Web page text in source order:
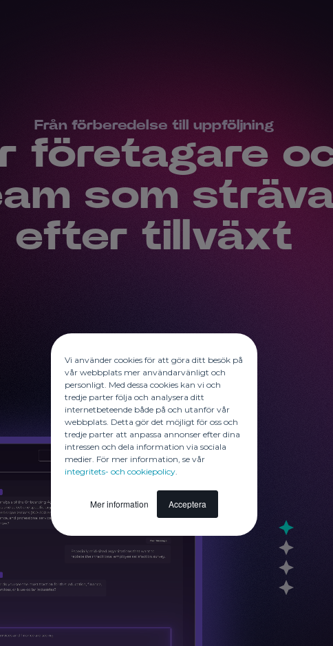
Vi använder cookies för att göra ditt besök på
vår webbplats mer användarvänligt och
personligt. Med dessa cookies kan vi och
tredje parter följa och analysera ditt
internetbeteende både på och utanför vår
webbplats. Detta gör det möjligt för oss och
tredje parter att anpassa annonser efter dina
intressen och dela information via sociala
medier. För mer information, se vår
integritets- och cookiepolicy
Mer information Acceptera
Från förberedelse till uppföljning
företagare
som
efter tillväxt